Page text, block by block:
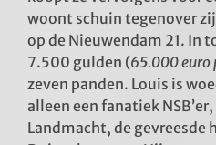
woont schuin tegenover
op de Nieuwendam 21. In
7.500 gulden (65.000
zeven panden. Louis is
alleen een fanatiek
Landmacht, de gevreesde